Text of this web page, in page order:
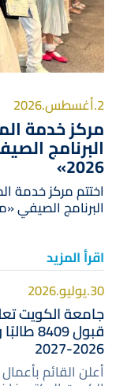
مركز خدمة
البرنامج
2026»
اختتم مركز خدمة
البرنامج الصيفي
اقرأ المزيد
30.يوليو.2026
جامعة الكويت
قبول
2026-2027
أعلن القائم